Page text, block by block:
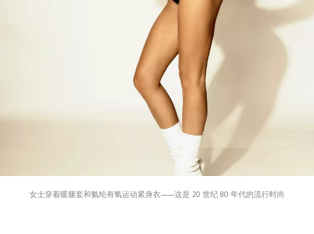
女士穿着暖腿套和氨纶有氧运动紧身衣——这是 20 世纪 80 年代的流行时尚